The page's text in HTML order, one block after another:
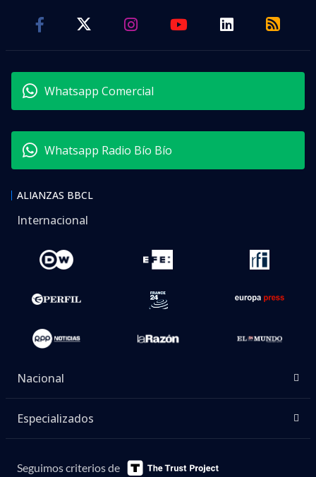
Whatsapp Comercial
Whatsapp Radio Bío Bío
ALIANZAS BBCL
Internacional
Nacional
Especializados
Seguimos criterios de